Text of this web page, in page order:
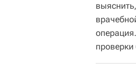
проверки